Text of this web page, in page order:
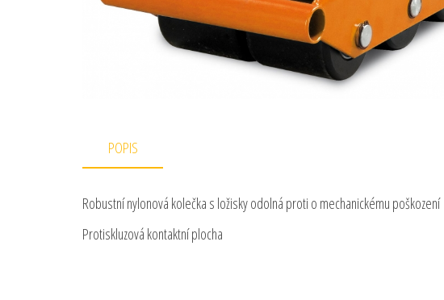
POPIS
Robustní nylonová kolečka s ložisky odolná proti o mechanickému poškození
Protiskluzová kontaktní plocha